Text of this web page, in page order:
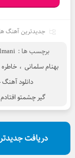
جدیدترین آهنگ ها
برچسب ها :
بهنام سلمانی ، خاطره
دانلود
گیر چشمتو
دریافت